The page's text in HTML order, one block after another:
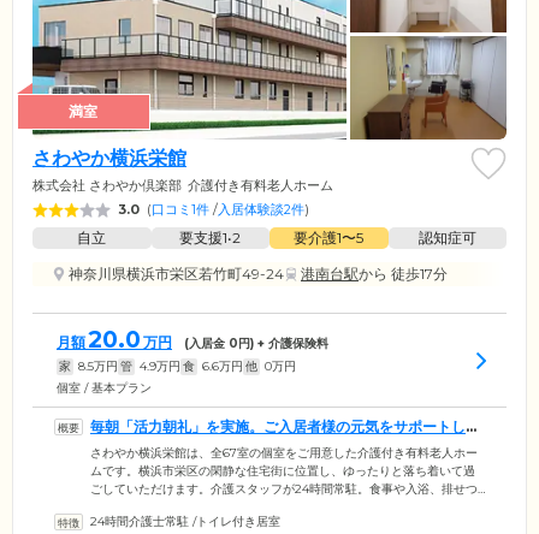
満室
さわやか横浜栄館
株式会社 さわやか倶楽部 介護付き有料老人ホーム
3.0 (口コミ1件 /入居体験談2件)
自立 要支援1•2 要介護1〜5
認知症可
神奈川県横浜市栄区若竹町49-24
港南台駅から 徒歩17分
月額20.0 万円 (入居金 0円) + 介護保険料
家 8.5万円 管 4.9万円 食 6.6万円 他 0万円
個室 / 基本プラン
毎朝「活力朝礼」を実施。ご入居者様の元気をサポートしま
す
さわやか横浜栄館は、全67室の個室をご用意した介護付き有料老人ホー
ムです。横浜市栄区の閑静な住宅街に位置し、ゆったりと落ち着いて過
ごしていただけます。介護スタッフが24時間常駐。食事や入浴、排せつ
を行っています。また、元気に過ごしていただけるように、毎朝「活力
24時間介護士常駐 /トイレ付き居室